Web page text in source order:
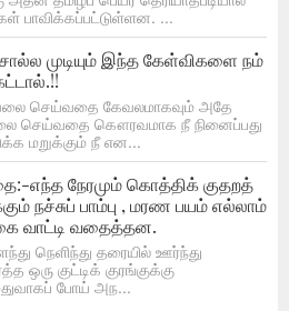
பாவிக்கப்பட்டுள்ளன. ...
முடியும் இந்த கேள்விகளை நம்
செய்வதை கேவலமாகவும் அதே
செய்வதை கௌரவமாக நீ நினைப்பது
மறுக்கும் நீ என...
எந்த நேரமும் கொத்திக் குதறத்
நச்சுப் பாம்பு , மரண பயம் எல்லாம்
வாட்டி வதைத்தன.
நெளிந்து தரையில் ஊர்ந்து
குட்டிக் குரங்குக்கு
போய் அந...